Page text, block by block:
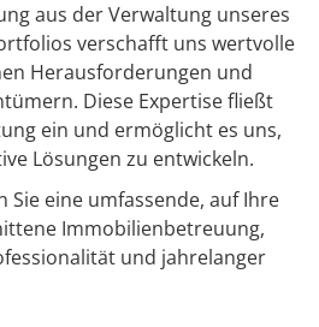
aus der Verwaltung unseres
verschafft uns wertvolle
Herausforderungen und
Diese Expertise fließt
ein und ermöglicht es uns,
Lösungen zu entwickeln.
Sie eine umfassende, auf Ihre
Immobilienbetreuung,
und jahrelanger